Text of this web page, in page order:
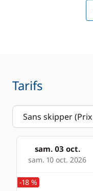
VHF
Cuisine
Machine à café
Tarifs
sam. 03 oct.
sam. 10 oct. 2026
-18 %